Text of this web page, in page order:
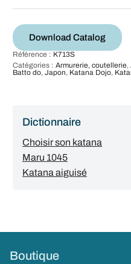
Download Catalog
Référence : K713S
Catégories : Armurerie, coutellerie,
Batto do, Japon, Katana Dojo,
Dictionnaire
Choisir son katana
Maru 1045
Katana aiguisé
Boutique